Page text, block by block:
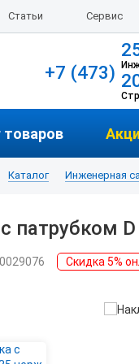
Статьи Сервис
+7 (473)
товаров
Каталог Инженерная
патрубком
Скидка 5%